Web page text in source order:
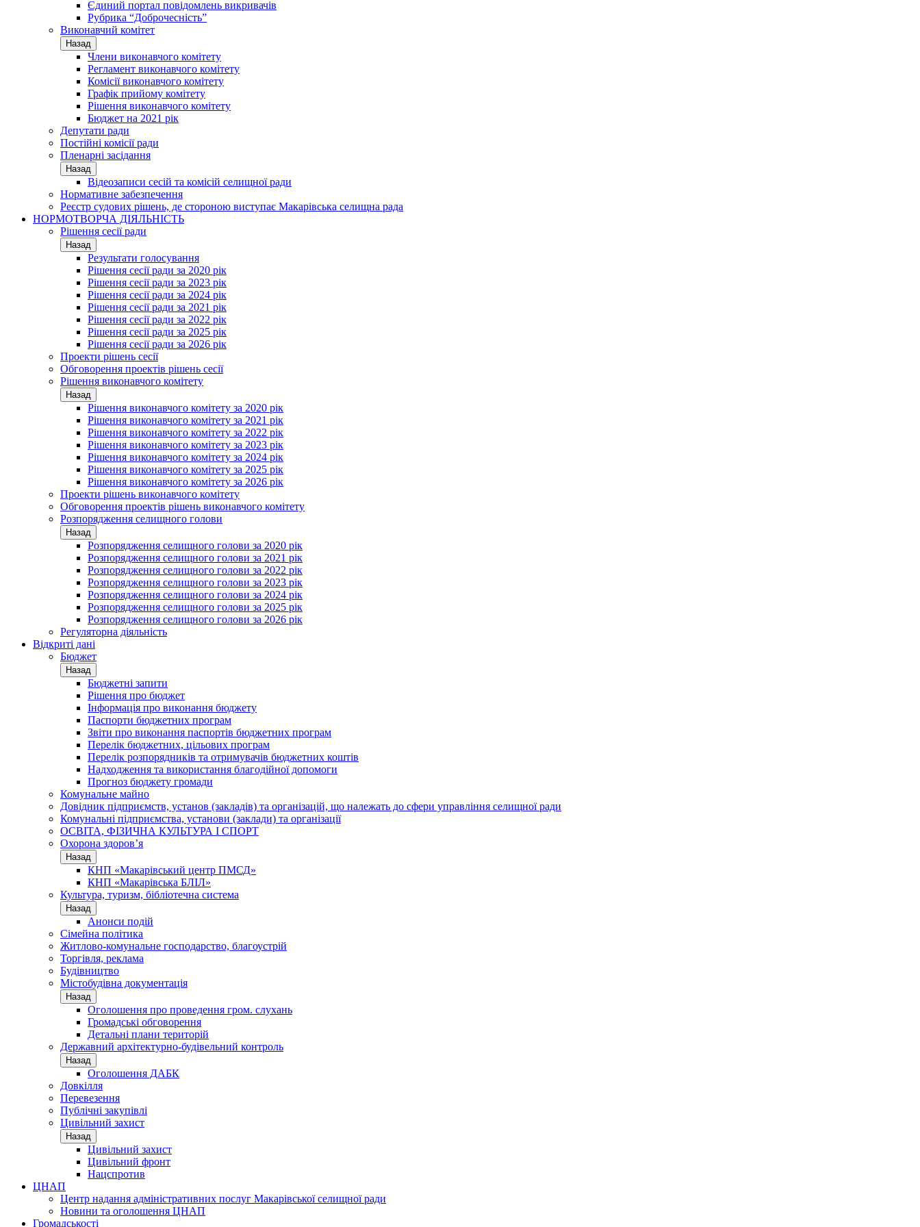
Єдиний портал повідомлень викривачів
Рубрика “Доброчесність”
Виконавчий комітет
Назад
Члени виконавчого комітету
Регламент виконавчого комітету
Комісії виконавчого комітету
Графік прийому комітету
Рішення виконавчого комітету
Бюджет на 2021 рік
Депутати ради
Постійні комісії ради
Пленарні засідання
Назад
Відеозаписи сесій та комісій селищної ради
Нормативне забезпечення
Реєстр судових рішень, де стороною виступає Макарівська селищна рада
НОРМОТВОРЧА ДІЯЛЬНІСТЬ
Рішення сесії ради
Назад
Результати голосування
Рішення сесії ради за 2020 рік
Рішення сесії ради за 2023 рік
Рішення сесії ради за 2024 рік
Рішення сесії ради за 2021 рік
Рішення сесії ради за 2022 рік
Рішення сесії ради за 2025 рік
Рішення сесії ради за 2026 рік
Проекти рішень сесії
Обговорення проектів рішень сесії
Рішення виконавчого комітету
Назад
Рішення виконавчого комітету за 2020 рік
Рішення виконавчого комітету за 2021 рік
Рішення виконавчого комітету за 2022 рік
Рішення виконавчого комітету за 2023 рік
Рішення виконавчого комітету за 2024 рік
Рішення виконавчого комітету за 2025 рік
Рішення виконавчого комітету за 2026 рік
Проекти рішень виконавчого комітету
Обговорення проектів рішень виконавчого комітету
Розпорядження селищного голови
Назад
Розпорядження селищного голови за 2020 рік
Розпорядження селищного голови за 2021 рік
Розпорядження селищного голови за 2022 рік
Розпорядження селищного голови за 2023 рік
Розпорядження селищного голови за 2024 рік
Розпорядження селищного голови за 2025 рік
Розпорядження селищного голови за 2026 рік
Регуляторна діяльність
Відкриті дані
Бюджет
Назад
Бюджетні запити
Рішення про бюджет
Інформація про виконання бюджету
Паспорти бюджетних програм
Звіти про виконання паспортів бюджетних програм
Перелік бюджетних, цільових програм
Перелік розпорядників та отримувачів бюджетних коштів
Надходження та використання благодійної допомоги
Прогноз бюджету громади
Комунальне майно
Довідник підприємств, установ (закладів) та організацій, що належать до сфери управління селищної ради
Комунальні підприємства, установи (заклади) та організації
ОСВІТА, ФІЗИЧНА КУЛЬТУРА І СПОРТ
Охорона здоров’я
Назад
КНП «Макарівський центр ПМСД»
КНП «Макарівська БЛІЛ»
Культура, туризм, бібліотечна система
Назад
Анонси подій
Сімейна політика
Житлово-комунальне господарство, благоустрій
Торгівля, реклама
Будівництво
Містобудівна документація
Назад
Оголошення про проведення гром. слухань
Громадські обговорення
Детальні плани територій
Державний архітектурно-будівельний контроль
Назад
Оголошення ДАБК
Довкілля
Перевезення
Публічні закупівлі
Цивільний захист
Назад
Цивільний захист
Цивільний фронт
Нацспротив
ЦНАП
Центр надання адміністративних послуг Макарівської селищної ради
Новини та оголошення ЦНАП
Громадськості